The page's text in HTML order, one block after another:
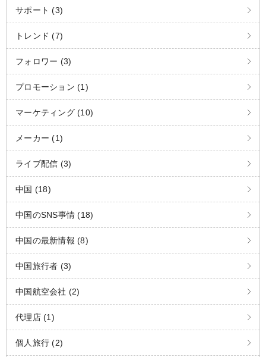
サポート (3)
トレンド (7)
フォロワー (3)
プロモーション (1)
マーケティング (10)
メーカー (1)
ライブ配信 (3)
中国 (18)
中国のSNS事情 (18)
中国の最新情報 (8)
中国旅行者 (3)
中国航空会社 (2)
代理店 (1)
個人旅行 (2)